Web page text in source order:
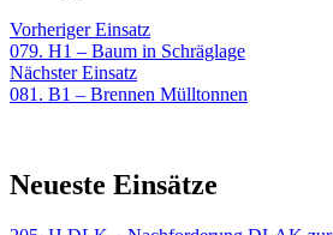
Beitragsnavigation
Vorheriger EinsatzVorheriger
Einsatz:
079. H1 – Baum in Schräglage
Nächster EinsatzNächster
Einsatz:
081. B1 – Brennen Mülltonnen
Neueste Einsätze